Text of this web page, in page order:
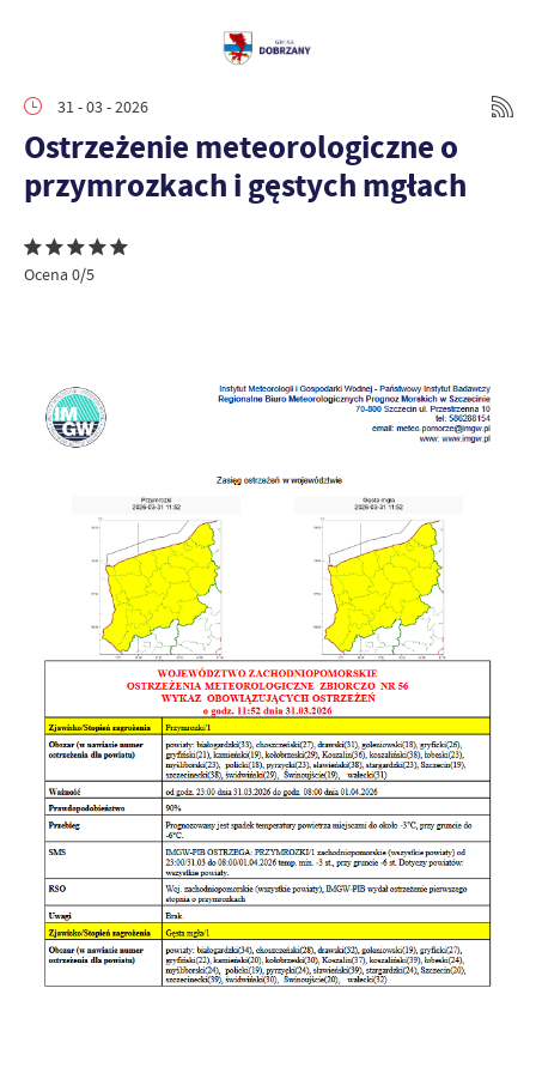
31 - 03 - 2026
Ostrzeżenie meteorologiczne o
przymrozkach i gęstych mgłach
Ocena 0/5